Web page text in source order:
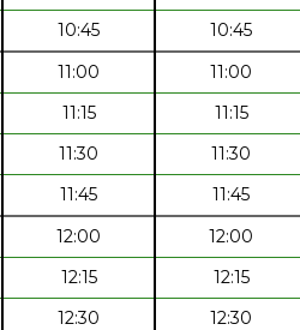
10:45 10:45
11:00 11:00
11:15 11:15
11:30 11:30
11:45 11:45
12:00 12:00
12:15 12:15
12:30 12:30